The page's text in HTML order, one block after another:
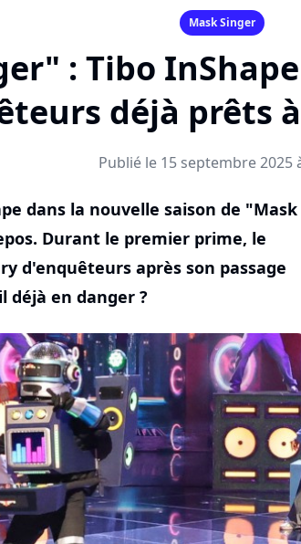
Mask Singer
: Tibo
déjà prêts
Publié le 15 septembre 2025
dans la nouvelle saison de "Mask
Durant le premier prime, le
d'enquêteurs après son passage
déjà en danger ?